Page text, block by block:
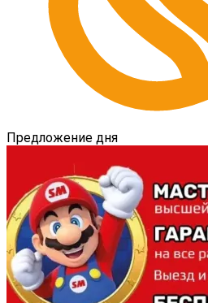
Предложение дня